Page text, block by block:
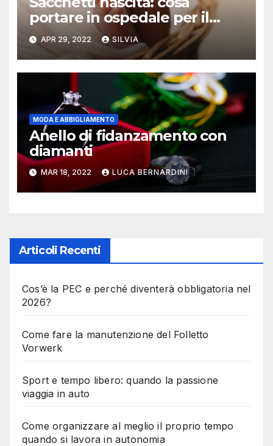
portare in ospedale per il
primo cambio?
APR 29, 2022 SILVIA
MODA E ABBIGLIAMENTO
Anello di fidanzamento con
diamanti
MAR 18, 2022 LUCA BERNARDINI
Articoli Recenti
Cos’è la PEC e perché diventerà obbligatoria nel
2026?
Come fare la manutenzione del Folletto
Vorwerk
Sport e tempo libero: quando la passione
viaggia in auto
Come organizzare al meglio il proprio tempo
quando si lavora in autonomia